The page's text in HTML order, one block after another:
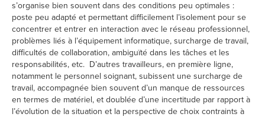
s’organise bien souvent dans des conditions peu optimales :
poste peu adapté et permettant difficilement l’isolement pour se
concentrer et entrer en interaction avec le réseau professionnel,
problèmes liés à l’équipement informatique, surcharge de travail,
difficultés de collaboration, ambiguïté dans les tâches et les
responsabilités, etc. D’autres travailleurs, en première ligne,
notamment le personnel soignant, subissent une surcharge de
travail, accompagnée bien souvent d’un manque de ressources
en termes de matériel, et doublée d’une incertitude par rapport à
l’évolution de la situation et la perspective de choix contraints à